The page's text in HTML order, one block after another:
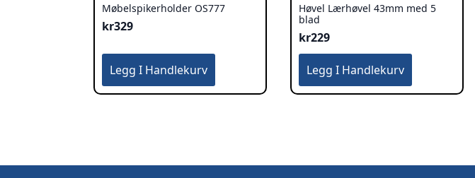
Møbelspikerholder OS777
kr329
Legg I Handlekurv
Høvel Lærhøvel 43mm med 5
blad
kr229
Legg I Handlekurv